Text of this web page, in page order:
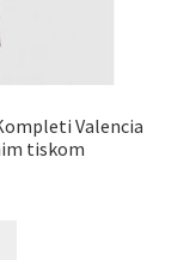
Valencia
tiskom